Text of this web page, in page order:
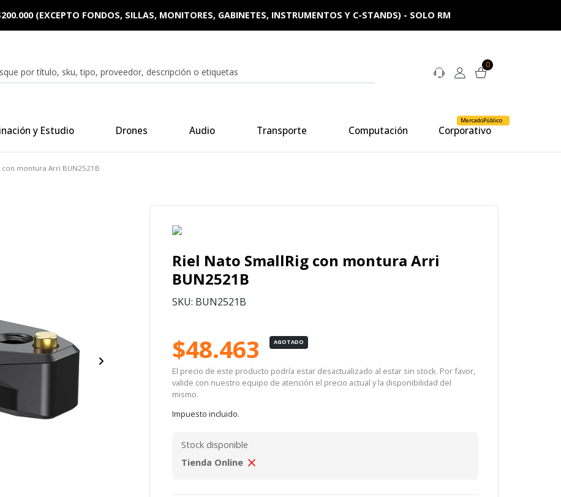
0
y Estudio Drones Audio Transporte Computación Corporativo
MercadoPúblico
(EXCEPTO FONDOS, SILLAS, MONITORES, GABINETES, INSTRUMENTOS Y C-STANDS) - SOLO RM
con montura Arri BUN2521B
Riel Nato SmallRig con montura Arri
BUN2521B
SKU: BUN2521B
$48.463 AGOTADO
El precio de este producto podría estar desactualizado al estar sin stock. Por favor,
valide con nuestro equipo de atención el precio actual y la disponibilidad del
mismo.
Impuesto incluido.
Stock disponible
Tienda Online